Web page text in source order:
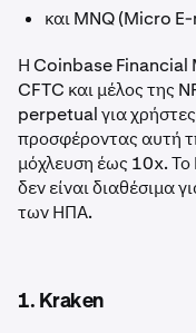
και MNQ (Micro
Η Coinbase Financial
CFTC και μέλος της
perpetual για
προσφέροντας αυτή
μόχλευση έως 10x.
δεν είναι διαθέσιμα
των ΗΠΑ.
1. Kraken